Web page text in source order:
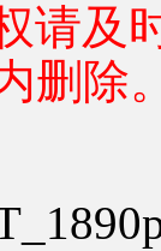
请及
删除